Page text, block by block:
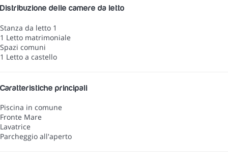
Distribuzione delle camere da letto
Stanza da letto 1
1 Letto matrimoniale
Spazi comuni
1 Letto a castello
Caratteristiche principali
Piscina in comune
Fronte Mare
Lavatrice
Parcheggio all'aperto